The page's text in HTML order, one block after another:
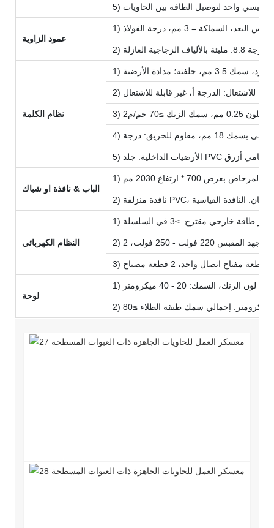
رئيسي واحد لتوصيل الطاقة بين الحاويات
عمود الزاوية
العازلة
نظام الكلمة
الباب & نافذة او شباك
النظام الكهربائي
لوحة